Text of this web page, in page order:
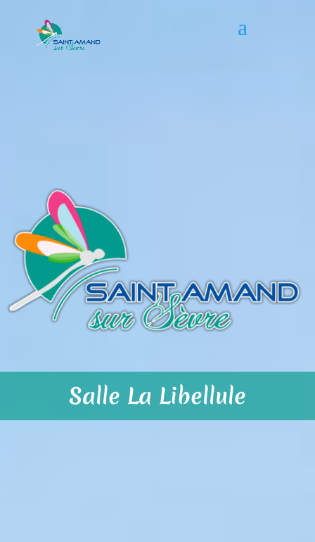
Salle La Libellule